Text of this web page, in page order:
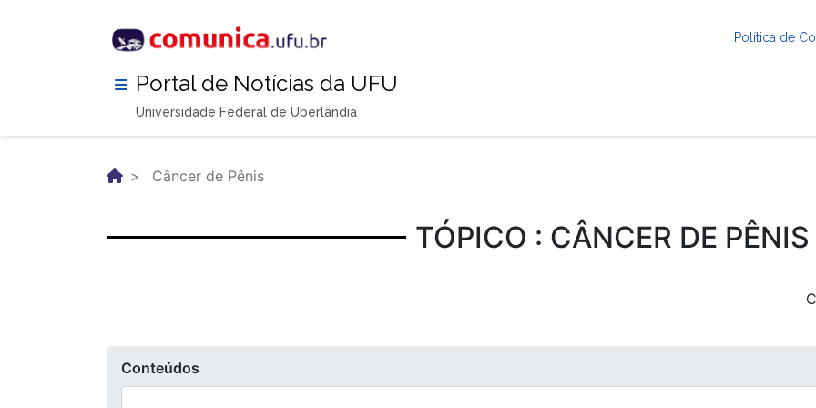
Política de
Portal de Notícias da UFU
Universidade Federal de Uberlândia
Câncer de Pênis
TÓPICO : CÂNCER DE PÊNIS
Conteúdos